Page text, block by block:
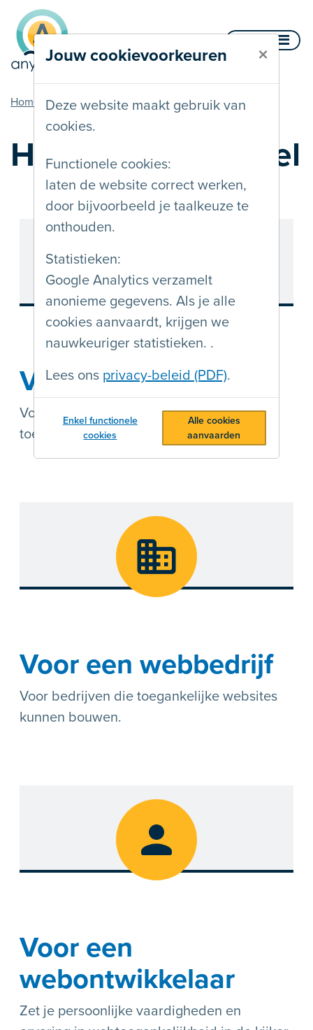
Jouw cookievoorkeuren ×
Deze website maakt gebruik van
cookies.
Functionele cookies:
laten de website correct werken,
door bijvoorbeeld je taalkeuze te
onthouden.
Statistieken:
Google Analytics verzamelt
anonieme gegevens. Als je alle
cookies aanvaardt, krijgen we
nauwkeuriger statistieken. .
Lees ons privacy-beleid (PDF).
Enkel functionele
cookies
Alle cookies
aanvaarden
Naar inhoud
Home Labels
Het AnySurferlabel
Voor een website
Voor websites die voldoen aan
toegankelijkheidsrichtlijnen (WCAG).
Voor een webbedrijf
Voor bedrijven die toegankelijke websites
kunnen bouwen.
Voor een
webontwikkelaar
Zet je persoonlijke vaardigheden en